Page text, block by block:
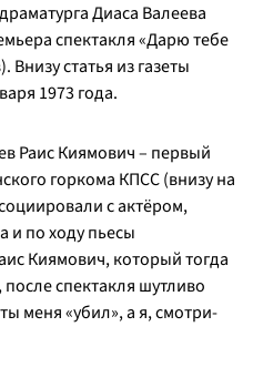
Диаса Валеева
спектакля «Дарю тебе
статья из газеты
1973 года.
Раис Киямович – первый
горкома КПСС (внизу на
с актёром,
и по ходу пьесы
Киямович, который тогда
спектакля шутливо
меня «убил», а я, смотри-